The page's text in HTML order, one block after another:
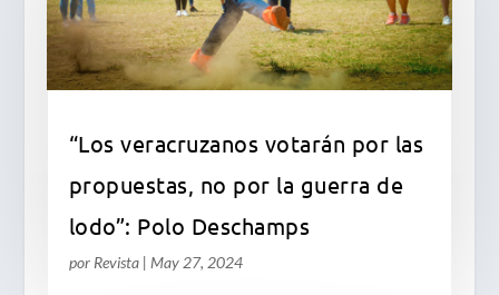
“Los veracruzanos votarán por las
propuestas, no por la guerra de
lodo”: Polo Deschamps
por Revista| May 27, 2024